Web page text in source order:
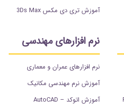
آموزش تری دی مکس 3Ds Max
نرم افزارهای مهندسی
نرم افزارهای عمران و معماری
آموزش نرم مهندسی مکانیک
آموزش اتوکد – AutoCAD